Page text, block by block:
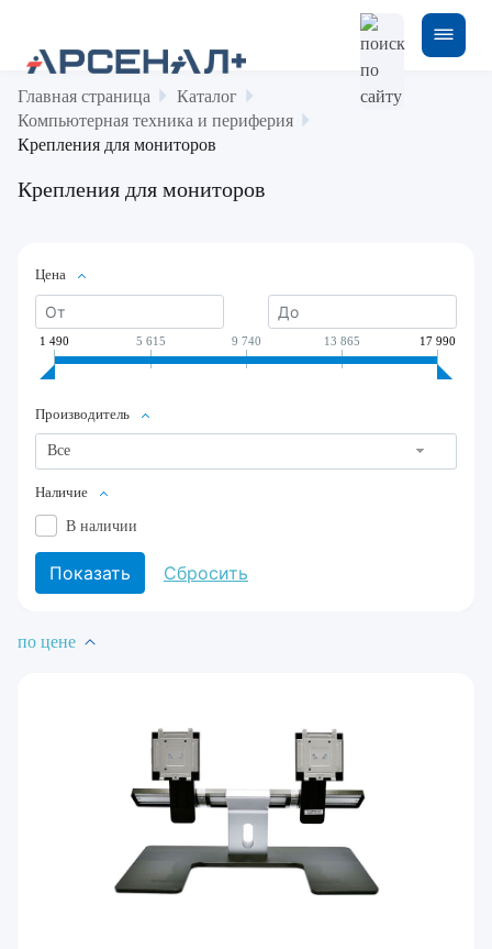
Главная страница
Каталог
Компьютерная техника и периферия
Крепления для мониторов
Крепления для мониторов
Цена
1 490 5 615 9 740 13 865 17 990
Производитель
Все
Наличие
В наличии
по цене